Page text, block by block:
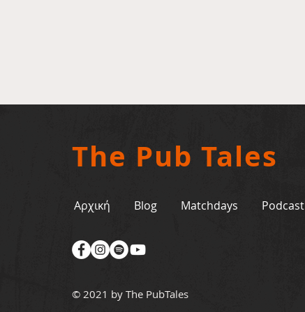
The Pub Tales
Αρχική Blog Matchdays Podcast
© 2021 by The PubTales